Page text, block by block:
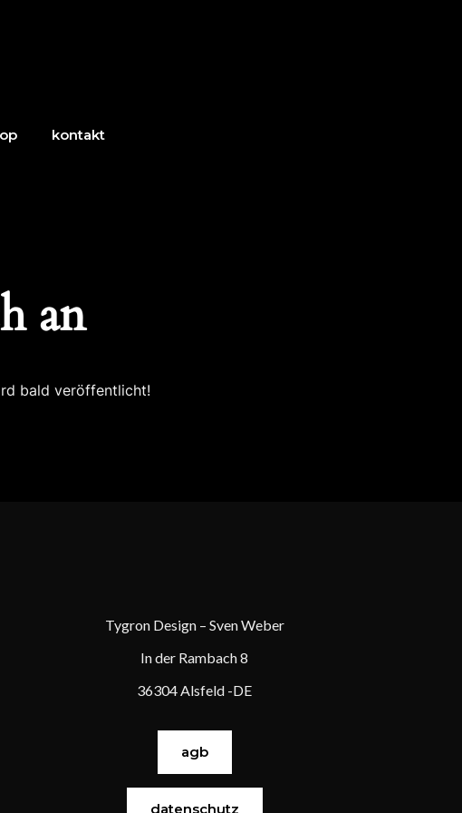
kontakt
an
bald veröffentlicht!
Tygron Design – Sven Weber
In der Rambach 8
36304 Alsfeld -DE
agb
datenschutz